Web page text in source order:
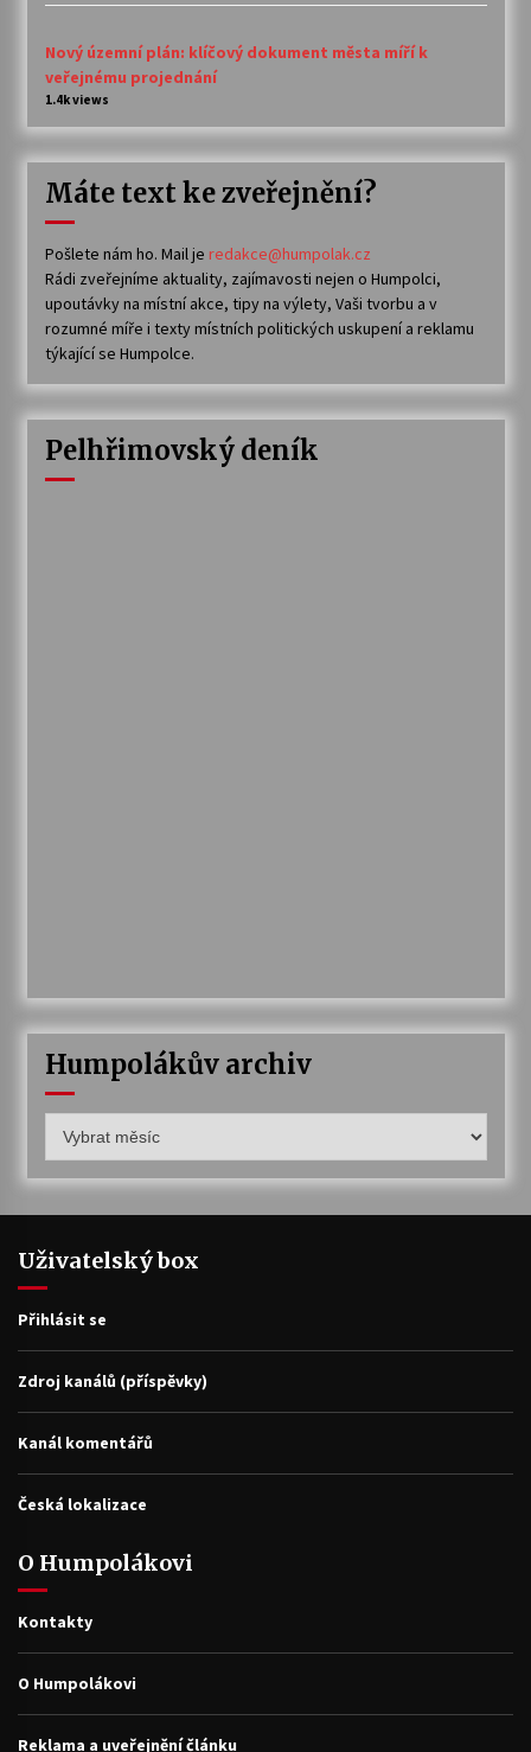
Nový územní plán: klíčový dokument města míří k
veřejnému projednání
1.4k views
Máte text ke zveřejnění?
Pošlete nám ho. Mail je redakce@humpolak.cz
Rádi zveřejníme aktuality, zajímavosti nejen o Humpolci,
upoutávky na místní akce, tipy na výlety, Vaši tvorbu a v
rozumné míře i texty místních politických uskupení a reklamu
týkající se Humpolce.
Pelhřimovský deník
Humpolákův archiv
archiv
Uživatelský box
Přihlásit se
Zdroj kanálů (příspěvky)
Kanál komentářů
Česká lokalizace
O Humpolákovi
Kontakty
O Humpolákovi
Reklama a uveřejnění článku